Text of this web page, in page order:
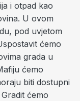
i otpad kao
U ovom
pod uvjetom
ćemo
grada u
ćemo
biti dostupni
ćemo